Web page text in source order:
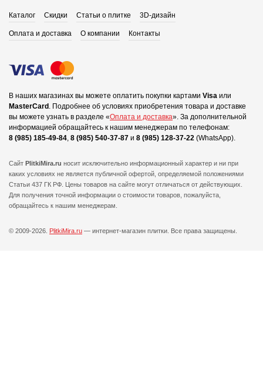
Каталог Скидки Статьи о плитке 3D-дизайн
Оплата и доставка О компании Контакты
В наших магазинах вы можете оплатить покупки картами Visa или
MasterCard . Подробнее об условиях приобретения товара и доставке
вы можете узнать в разделе «Оплата и доставка». За дополнительной
информацией обращайтесь к нашим менеджерам по телефонам:
8 (985) 185-49-84, 8 (985) 540-37-87 и 8 (985) 128-37-22 (WhatsApp).
Сайт PlitkiMira.ru носит исключительно информационный характер и ни при
каких условиях не является публичной офертой, определяемой положениями
Статьи 437 ГК РФ. Цены товаров на сайте могут отличаться от действующих.
Для получения точной информации о стоимости товаров, пожалуйста,
обращайтесь к нашим менеджерам.
© 2009-2026. PlitkiMira.ru — интернет-магазин плитки. Все права защищены.